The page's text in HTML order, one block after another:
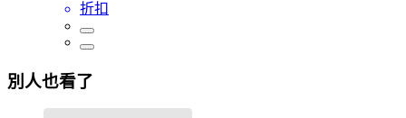
折扣
別人也看了